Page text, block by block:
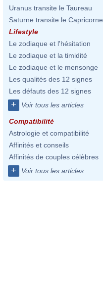
Uranus transite le Taureau
Saturne transite le Capricorne
Lifestyle
Le zodiaque et l'hésitation
Le zodiaque et la timidité
Le zodiaque et le mensonge
Les qualités des 12 signes
Les défauts des 12 signes
+ Voir tous les articles
Compatibilité
Astrologie et compatibilité
Affinités et conseils
Affinités de couples célèbres
+ Voir tous les articles